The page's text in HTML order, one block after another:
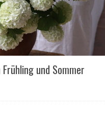
Frühling und Sommer